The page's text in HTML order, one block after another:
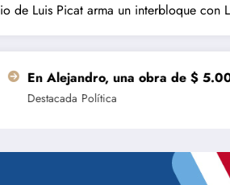
de Luis Picat arma un interbloque con
una obra de $ 5.000 millones se
Política